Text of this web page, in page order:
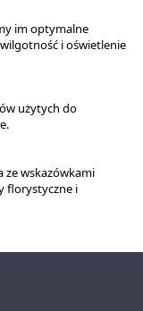
im optymalne
i oświetlenie
użytych do
ze wskazówkami
florystyczne i